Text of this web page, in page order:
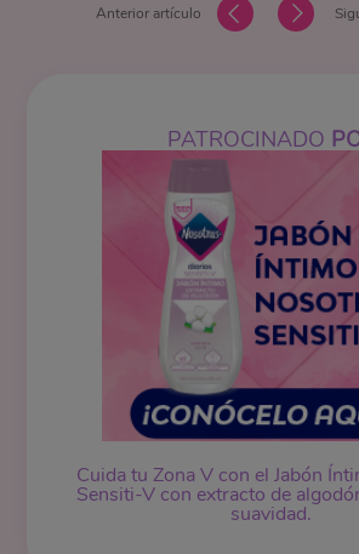
Anterior artículo
PATROCINADO
Cuida tu Zona V con el Jabón
Sensiti-V con extracto de
suavidad.